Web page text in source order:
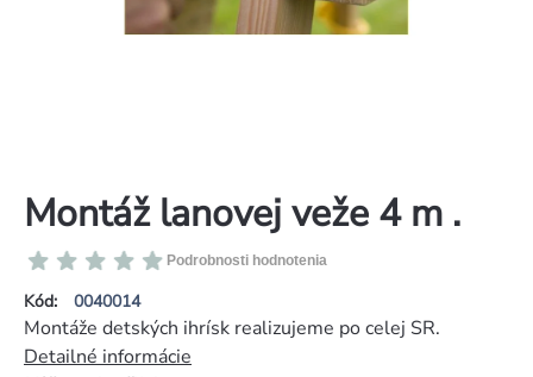
Montáž lanovej veže 4 m .
Kód: 0040014
Priemerné
hodnotenie
produktu
je
Podrobnosti hodnotenia
Montáže detských ihrísk realizujeme po celej SR.
Detailné informácie